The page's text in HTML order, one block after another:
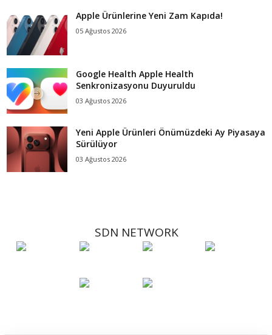
Apple Ürünlerine Yeni Zam Kapıda!
05 Ağustos 2026
Google Health Apple Health
Senkronizasyonu Duyuruldu
03 Ağustos 2026
Yeni Apple Ürünleri Önümüzdeki Ay Piyasaya
Sürülüyor
03 Ağustos 2026
SDN NETWORK